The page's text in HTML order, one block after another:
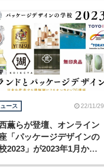
ース 22/11/29
薫らが登壇、オンライン
「パッケージデザインの
2023」が2023年1月から